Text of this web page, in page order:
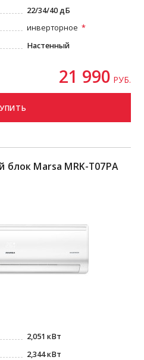
22/34/40 дБ
инверторное
Настенный
21 990 РУБ.
Marsa MRK-T07PA
2,051 кВт
2,344 кВт